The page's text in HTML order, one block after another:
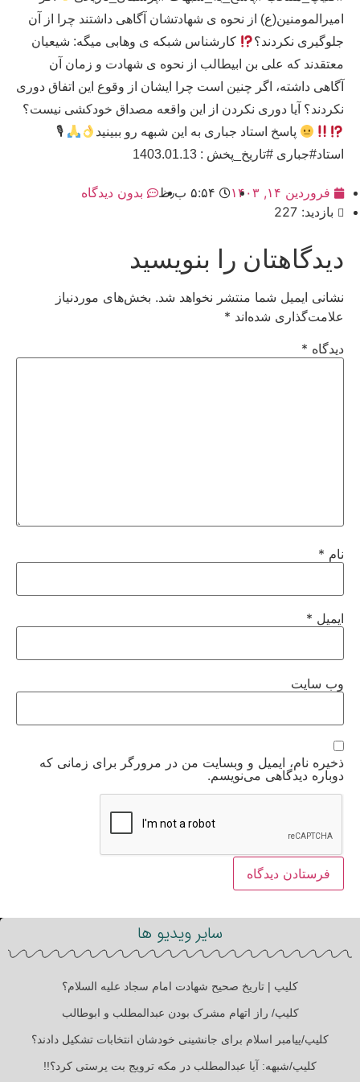
امیرالمومنین(ع) از نحوه ی شهادتشان آگاهی داشتند چرا از آن
جلوگیری نکردند؟
کارشناس شبکه ی وهابی میگه: شیعیان
معتقدند که علی بن ابیطالب از نحوه ی شهادت و زمان آن
آگاهی داشته، اگر چنین است چرا ایشان از وقوع این اتفاق دوری
نکردند؟ آیا دوری نکردن از این واقعه مصداق خودکشی نیست؟
پاسخ استاد جباری به این شبهه رو ببینید
🎙
استاد#جباری #تاریخ_پخش : 1403.01.13
فروردین ۱۴, ۱۴۰۳ ۵:۵۴ ب٫ظ
بدون دیدگاه
بازدید: 227
دیدگاهتان را بنویسید
نشانی ایمیل شما منتشر نخواهد شد. بخش‌های موردنیاز
علامت‌گذاری شده‌اند *
دیدگاه *
نام *
ایمیل *
وب‌ سایت
ذخیره نام، ایمیل و وبسایت من در مرورگر برای زمانی که
دوباره دیدگاهی می‌نویسم.
سایر ویدیو ها
کلیپ | تاریخ صحیح شهادت امام سجاد علیه السلام؟
کلیپ/ راز اتهام مشرک بودن عبدالمطلب و ابوطالب
کلیپ/پیامبر اسلام برای جانشینی خودشان انتخابات تشکیل دادند؟
کلیپ/شبهه: آیا عبدالمطلب در مکه ترویج بت پرستی کرد؟!!